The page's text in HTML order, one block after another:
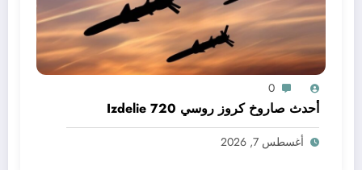
0
أحدث صاروخ كروز روسي Izdelie 720
أغسطس 7, 2026